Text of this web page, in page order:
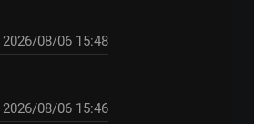
2026/08/06 15:48
2026/08/06 15:46